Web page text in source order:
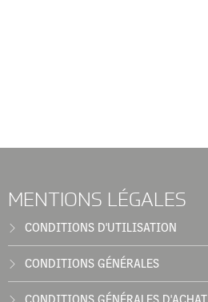
MENTIONS LÉGALES
CONDITIONS D'UTILISATION
CONDITIONS GÉNÉRALES